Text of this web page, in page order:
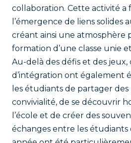
collaboration. Cette activité a
l’émergence de liens solides
créant ainsi une atmosphère
formation d’une classe unie
Au-delà des défis et des jeux,
d’intégration ont également
les étudiants de partager
convivialité, de se découvrir
l’école et de créer des
échanges entre les étudiants